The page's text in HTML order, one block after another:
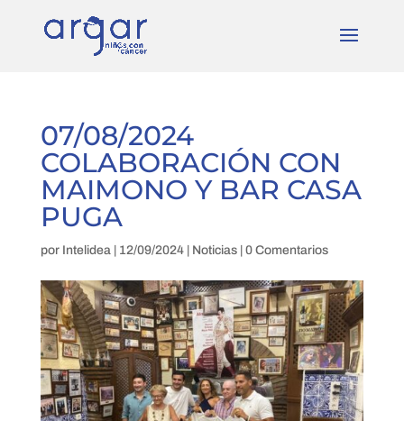
07/08/2024
COLABORACIÓN CON
MAIMONO Y BAR CASA
PUGA
por Intelidea| 12/09/2024| Noticias| 0 Comentarios